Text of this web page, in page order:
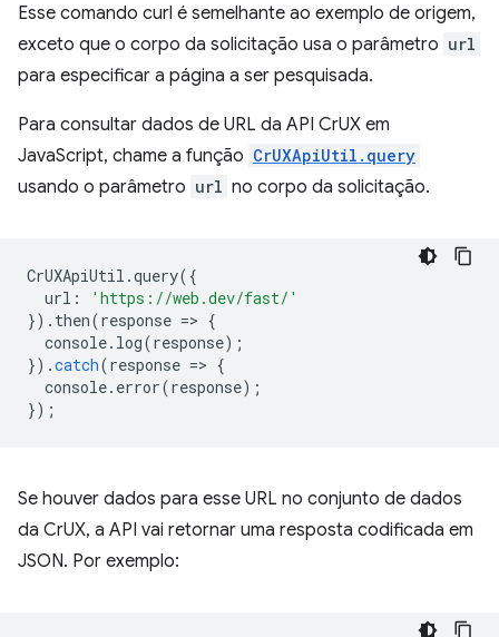
Esse comando curl é semelhante ao exemplo de origem,
exceto que o corpo da solicitação usa o parâmetro url
para especificar a página a ser pesquisada.
Para consultar dados de URL da API CrUX em
JavaScript, chame a função CrUXApiUtil.query
usando o parâmetro url no corpo da solicitação.
CrUXApiUtil .query({
url :
'https://web.dev/fast/'
}). then(response => {
console. log(response);
}).catch(response => {
console. error(response);
});
Se houver dados para esse URL no conjunto de dados
da CrUX, a API vai retornar uma resposta codificada em
JSON. Por exemplo: